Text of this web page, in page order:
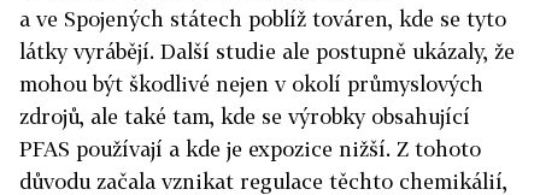
a ve Spojených státech poblíž továren, kde se tyto
látky vyrábějí. Další studie ale postupně ukázaly, že
mohou být škodlivé nejen v okolí průmyslových
zdrojů, ale také tam, kde se výrobky obsahující
PFAS používají a kde je expozice nižší. Z tohoto
důvodu začala vznikat regulace těchto chemikálií,